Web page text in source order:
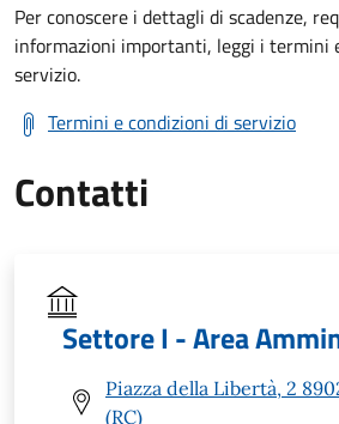
Per conoscere i dettagli di scadenze,
informazioni importanti, leggi i termini
servizio.
Termini e condizioni di servizio
Contatti
Settore I - Area
Piazza della Libertà, 2
(RC)